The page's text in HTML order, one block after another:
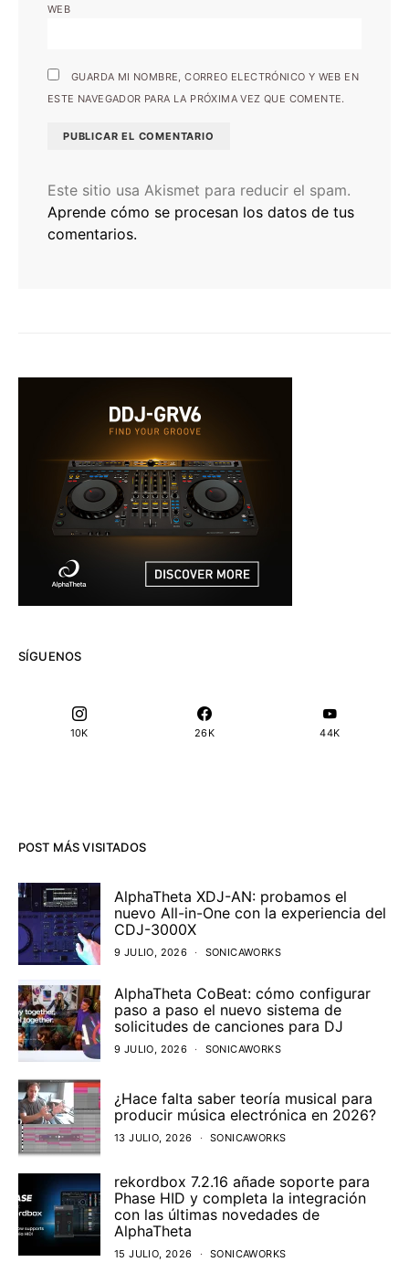
WEB
GUARDA MI NOMBRE, CORREO ELECTRÓNICO Y WEB EN
ESTE NAVEGADOR PARA LA PRÓXIMA VEZ QUE COMENTE.
Este sitio usa Akismet para reducir el spam.
Aprende cómo se procesan los datos de tus
comentarios.
SÍGUENOS
10K 26K 44K
POST MÁS VISITADOS
AlphaTheta XDJ-AN: probamos el
nuevo All-in-One con la experiencia del
CDJ-3000X
9 JULIO, 2026 SONICAWORKS
AlphaTheta CoBeat: cómo configurar
paso a paso el nuevo sistema de
solicitudes de canciones para DJ
9 JULIO, 2026 SONICAWORKS
¿Hace falta saber teoría musical para
producir música electrónica en 2026?
13 JULIO, 2026 SONICAWORKS
rekordbox 7.2.16 añade soporte para
Phase HID y completa la integración
con las últimas novedades de
AlphaTheta
15 JULIO, 2026 SONICAWORKS